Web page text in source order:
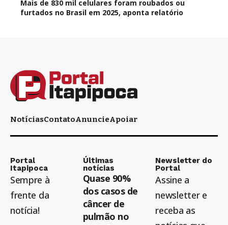
Mais de 830 mil celulares foram roubados ou
furtados no Brasil em 2025, aponta relatório
NotíciasContatoAnuncieApoiar
Portal
Itapipoca
Sempre à
frente da
notícia!
Últimas
notícias
Quase 90%
dos casos de
câncer de
pulmão no
Newsletter do
Portal
Assine a
newsletter e
receba as